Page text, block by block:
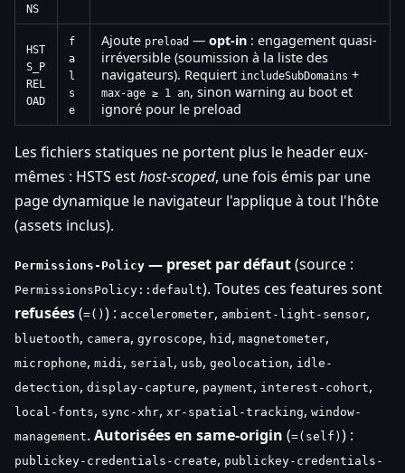
NS
HST
S_P
REL
OAD
f
a
l
s
e
Ajoute preload — opt-in : engagement quasi-
irréversible (soumission à la liste des
navigateurs). Requiert includeSubDomains +
max-age ≥ 1 an, sinon warning au boot et
ignoré pour le preload
Les fichiers statiques ne portent plus le header eux-
mêmes : HSTS esthost-scoped, une fois émis par une
page dynamique le navigateur l'applique à tout l'hôte
(assets inclus).
Permissions-Policy — preset par défaut(source :
PermissionsPolicy::default). Toutes ces features sont
refusées(=() ) : accelerometer, ambient-light-sensor,
bluetooth, camera, gyroscope, hid , magnetometer,
microphone, midi, serial, usb, geolocation, idle-
detection, display-capture, payment, interest-cohort,
local-fonts, sync-xhr, xr-spatial-tracking, window-
management. Autorisées en same-origin (=(self) ) :
publickey-credentials-create, publickey-credentials-